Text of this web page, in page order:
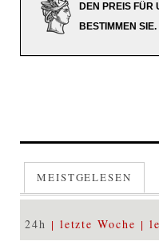
DEN PREIS
BESTIMMEN SIE.
MEISTGELESEN
24h letzte Woche